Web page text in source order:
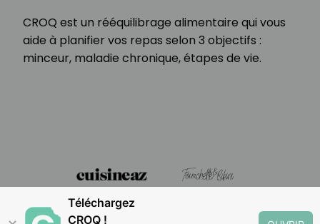
CROQ est un rééquilibrage alimentaire qui vous
aide à planifier vos repas selon 3 objectifs :
minceur, maladie chronique, étapes de vie.
Téléchargez
CROQ !